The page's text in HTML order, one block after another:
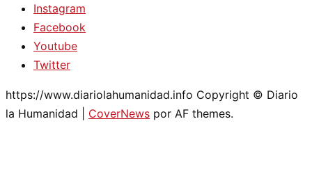
Instagram
Facebook
Youtube
Twitter
https://www.diariolahumanidad.info Copyright © Diario
la Humanidad
CoverNews por AF themes.